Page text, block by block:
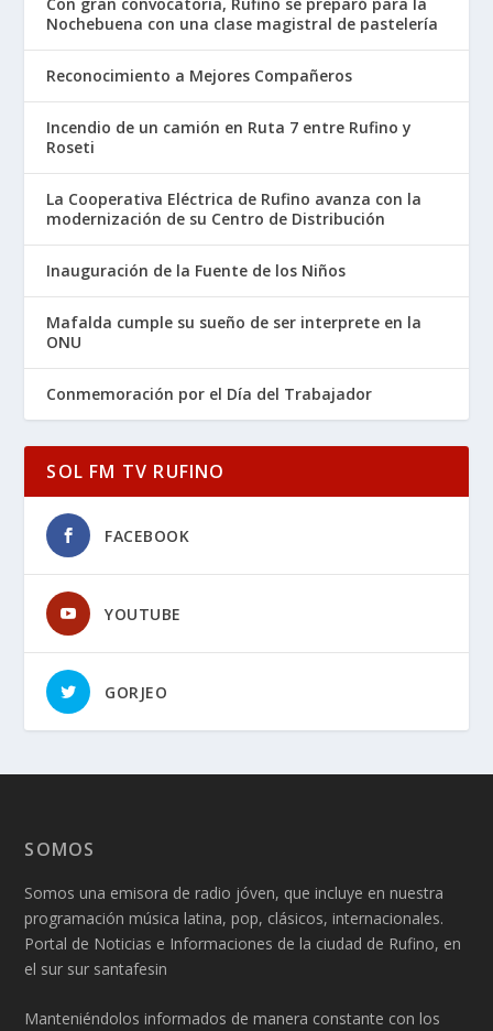
Nochebuena con una clase magistral de pastelería
Reconocimiento a Mejores Compañeros
Incendio de un camión en Ruta 7 entre Rufino y
Roseti
La Cooperativa Eléctrica de Rufino avanza con la
modernización de su Centro de Distribución
Inauguración de la Fuente de los Niños
Mafalda cumple su sueño de ser interprete en la
ONU
Conmemoración por el Día del Trabajador
SOL FM TV RUFINO
FACEBOOK
YOUTUBE
GORJEO
SOMOS
Somos una emisora de radio jóven, que incluye en nuestra
programación música latina, pop, clásicos, internacionales.
Portal de Noticias e Informaciones de la ciudad de Rufino, en
el sur sur santafesin
Manteniéndolos informados de manera constante con los